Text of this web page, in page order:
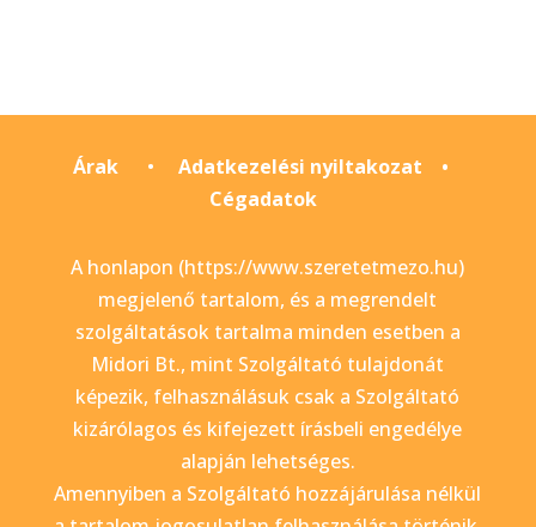
Árak• Adatkezelési nyiltakozat •
Cégadatok
A honlapon (https://www.szeretetmezo.hu)
megjelenő tartalom, és a megrendelt
szolgáltatások tartalma minden esetben a
Midori Bt., mint Szolgáltató tulajdonát
képezik, felhasználásuk csak a Szolgáltató
kizárólagos és kifejezett írásbeli engedélye
alapján lehetséges.
Amennyiben a Szolgáltató hozzájárulása nélkül